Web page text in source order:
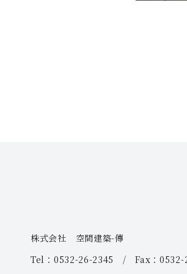
株式会社 空間建築-傳
Tel：0532-26-2345 / Fax：0532-